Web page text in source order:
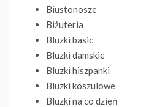
Biustonosze
Biżuteria
Bluzki basic
Bluzki damskie
Bluzki hiszpanki
Bluzki koszulowe
Bluzki na co dzień